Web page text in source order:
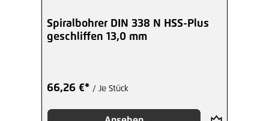
Spiralbohrer DIN 338 N HSS-Plus
geschliffen 13,0 mm
66,26 €* / Je Stück